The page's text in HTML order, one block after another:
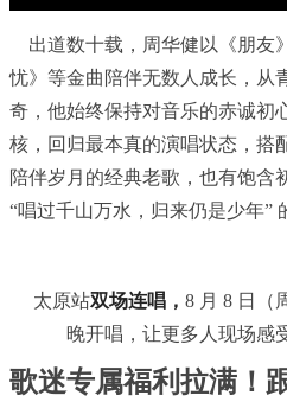
出道数十载，周华健以《朋友
忧》等金曲陪伴无数人成长，从
奇，他始终保持对音乐的赤诚初
核，回归最本真的演唱状态，搭
陪伴岁月的经典老歌，也有饱含
“唱过千山万水，归来仍是少年”
太原站双场连唱， 8 月 8 日（
晚开唱，让更多人现场感
歌迷专属福利拉满！